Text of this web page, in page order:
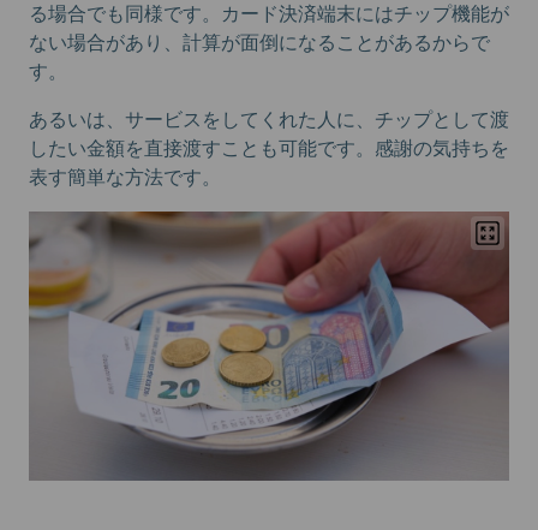
る場合でも同様です。カード決済端末にはチップ機能が
ない場合があり、計算が面倒になることがあるからで
す。
あるいは、サービスをしてくれた人に、チップとして渡
したい金額を直接渡すことも可能です。感謝の気持ちを
表す簡単な方法です。